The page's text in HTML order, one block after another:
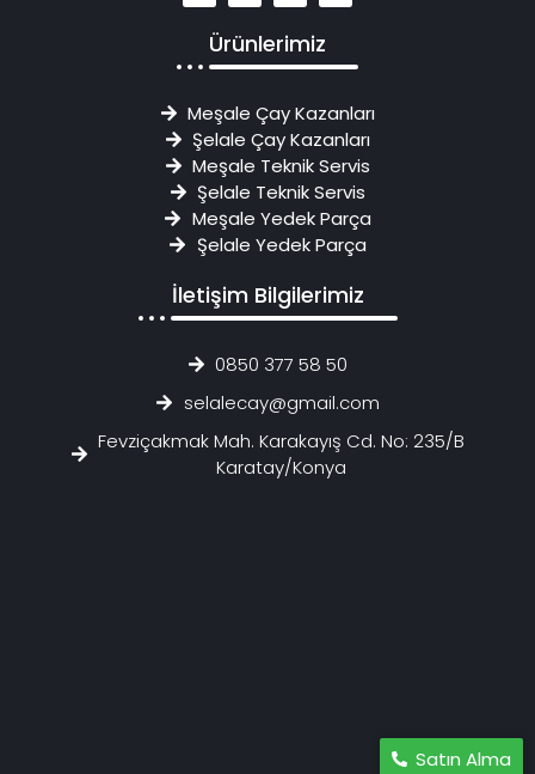
Ürünlerimiz
Meşale Çay Kazanları
Şelale Çay Kazanları
Meşale Teknik Servis
Şelale Teknik Servis
Meşale Yedek Parça
Şelale Yedek Parça
İletişim Bilgilerimiz
0850 377 58 50
selalecay@gmail.com
Fevziçakmak Mah. Karakayış Cd. No: 235/B
Karatay/Konya
Satın Alma